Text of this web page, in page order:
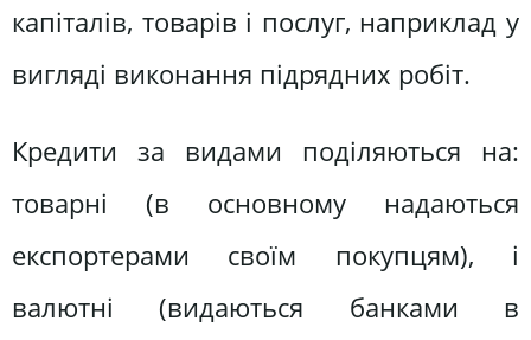
капіталів, товарів і послуг, наприклад у
вигляді виконання підрядних робіт.
Кредити за видами поділяються на:
товарні (в основному надаються
експортерами своїм покупцям), і
валютні (видаються банками в